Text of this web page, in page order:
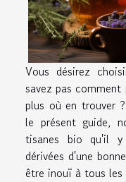
Vous désirez
savez pas comment
plus où en trouver
le présent guide,
tisanes bio qu'il
dérivées d'une
être inouï à tous les